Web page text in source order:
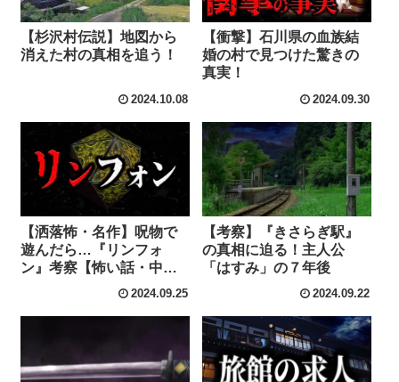
【杉沢村伝説】地図から
消えた村の真相を追う！
2024.10.08
【衝撃】石川県の血族結
婚の村で見つけた驚きの
真実！
2024.09.30
【洒落怖・名作】呪物で
遊んだら…『リンフォ
ン』考察【怖い話・中
2024.09.25
【考察】『きさらぎ駅』
の真相に迫る！主人公
「はすみ」の７年後
2024.09.22